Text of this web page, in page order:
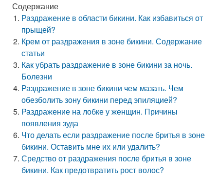
Содержание
Раздражение в области бикини. Как избавиться от
прыщей?
Крем от раздражения в зоне бикини. Содержание
статьи
Как убрать раздражение в зоне бикини за ночь.
Болезни
Раздражение в зоне бикини чем мазать. Чем
обезболить зону бикини перед эпиляцией?
Раздражение на лобке у женщин. Причины
появления зуда
Что делать если раздражение после бритья в зоне
бикини. Оставить мне их или удалить?
Средство от раздражения после бритья в зоне
бикини. Как предотвратить рост волос?